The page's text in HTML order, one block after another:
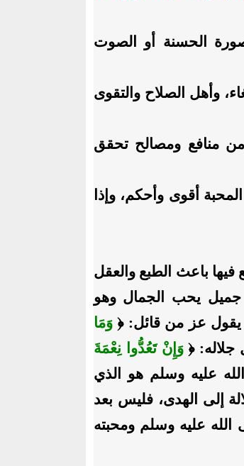
الحسنة أو الصوت
وأهل الصلاح والتقوى
من منافع ومصالح تحقق
أقوى وأحكم، وإذا
فيها باعث الطبع والعقل
جميل يحب الجمال وهو
يقول عز من قائل: ﴿وَمَا
وَإِنْ تَعُدُّوا نِعْمَةَ
الله عليه وسلم هو الذي
إلى الهدى، فليس بعد
عليه وسلم ومحبته